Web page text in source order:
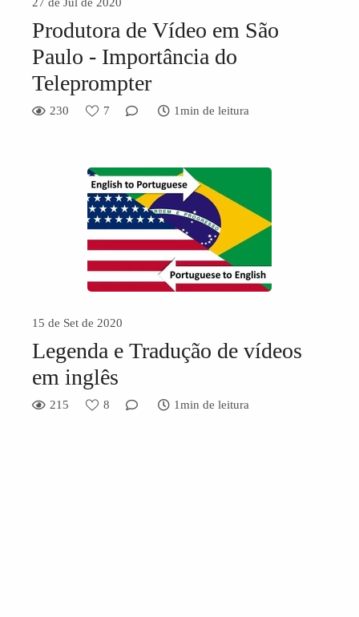
27 de Jul de 2020
Produtora de Vídeo em São
Paulo - Importância do
Teleprompter
230 7 1min de leitura
15 de Set de 2020
Legenda e Tradução de vídeos
em inglês
215 8 1min de leitura